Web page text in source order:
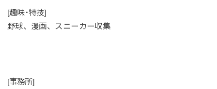
[趣味･特技]
野球、漫画、スニーカー収集
[事務所]